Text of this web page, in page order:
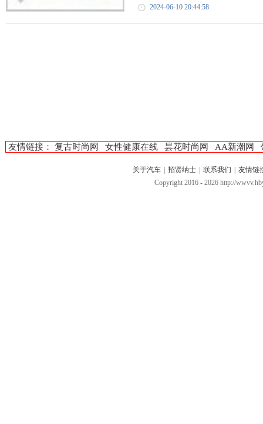
2024-06-10 20:44:58
友情链接： 复古时尚网 女性健康在线 昙花时尚网 AA新潮网
关于汽车 招贤纳士 联系我们
友情链
Copyright 2016 -2026 http://